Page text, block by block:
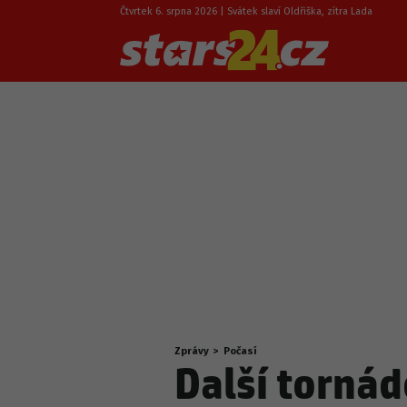
Čtvrtek 6. srpna 2026 | Svátek slaví Oldřiška, zítra Lada
Nacházíte
se
zde:
Zprávy > Počasí
Další